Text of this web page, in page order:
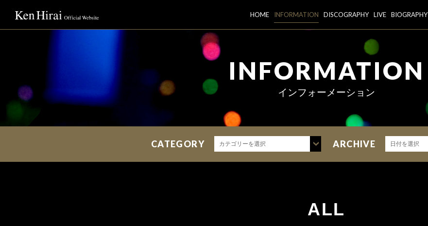
HOME INFORMATION DISCOGRAPHY LIVE BIOGRAPHY
INFORMATION
インフォーメーション
CATEGORY カテゴリーを選択 ARCHIVE 日付を選択
ALL